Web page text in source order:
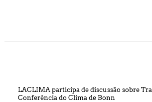
LACLIMA participa de discussão sobre
Conferência do Clima de Bonn